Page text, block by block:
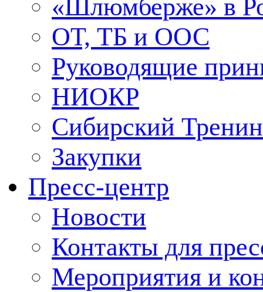
«Шлюмберже» в
ОТ, ТБ и ООС
Руководящие
НИОКР
Сибирский
Закупки
Пресс-центр
Новости
Контакты для
Мероприятия и